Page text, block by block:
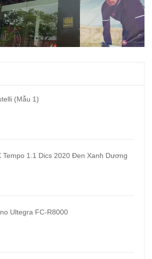
(Mẫu 1)
Tempo 1.1 Dics 2020 Đen Xanh Dương
Ultegra FC-R8000